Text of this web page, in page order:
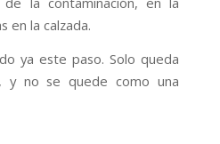
en la calzada.
ya este paso. Solo queda
y no se quede como una